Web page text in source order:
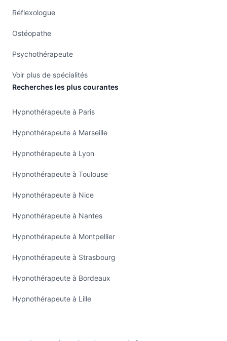
Réflexologue
Ostéopathe
Psychothérapeute
Voir plus de spécialités
Recherches les plus courantes
Hypnothérapeute à Paris
Hypnothérapeute à Marseille
Hypnothérapeute à Lyon
Hypnothérapeute à Toulouse
Hypnothérapeute à Nice
Hypnothérapeute à Nantes
Hypnothérapeute à Montpellier
Hypnothérapeute à Strasbourg
Hypnothérapeute à Bordeaux
Hypnothérapeute à Lille